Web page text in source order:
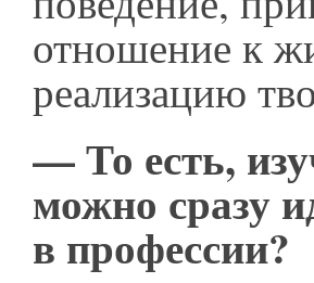
отношение к
реализацию
— То есть,
можно сразу
в профессии?